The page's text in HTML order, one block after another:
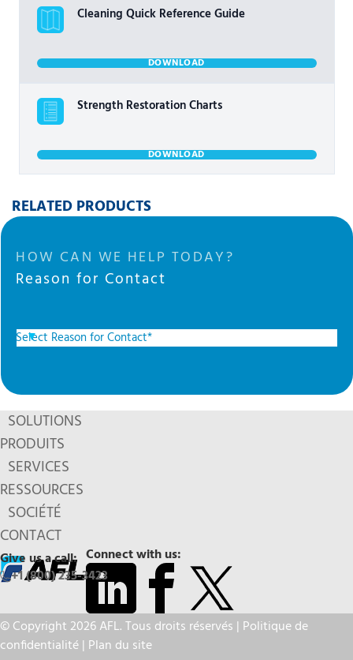
Cleaning Quick Reference Guide
DOWNLOAD
Strength Restoration Charts
DOWNLOAD
RELATED PRODUCTS
HOW CAN WE HELP TODAY?
Reason for Contact
SOLUTIONS
PRODUITS
SERVICES
RESSOURCES
SOCIÉTÉ
CONTACT
Connect with us:
Give us a call:
+1 (800) 235-3423
© Copyright 2026 AFL. Tous droits réservés | Politique de
confidentialité| Plan du site